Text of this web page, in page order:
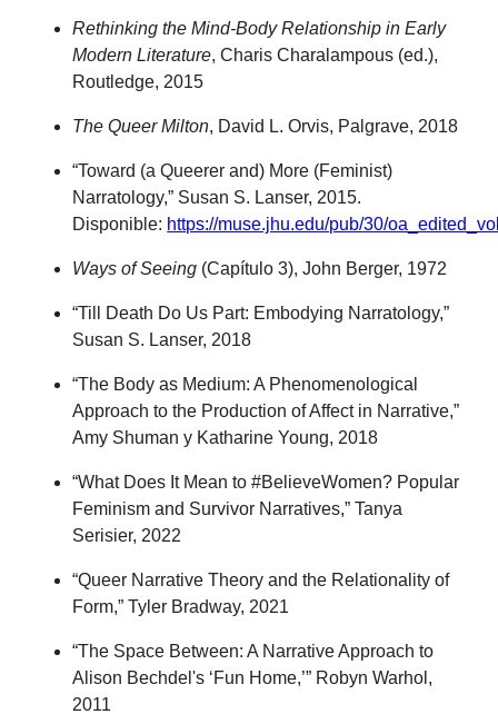
Rethinking the Mind-Body Relationship in Early
Modern Literature, Charis Charalampous (ed.),
Routledge, 2015
The Queer Milton, David L. Orvis, Palgrave, 2018
“Toward (a Queerer and) More (Feminist)
Narratology,” Susan S. Lanser, 2015.
Disponible: https://muse.jhu.edu/pub/30/
Ways of Seeing (Capítulo 3), John Berger, 1972
“Till Death Do Us Part: Embodying Narratology,”
Susan S. Lanser, 2018
“The Body as Medium: A Phenomenological
Approach to the Production of Affect in Narrative,”
Amy Shuman y Katharine Young, 2018
“What Does It Mean to #BelieveWomen? Popular
Feminism and Survivor Narratives,” Tanya
Serisier, 2022
“Queer Narrative Theory and the Relationality of
Form,” Tyler Bradway, 2021
“The Space Between: A Narrative Approach to
Alison Bechdel's ‘Fun Home,’” Robyn Warhol,
2011